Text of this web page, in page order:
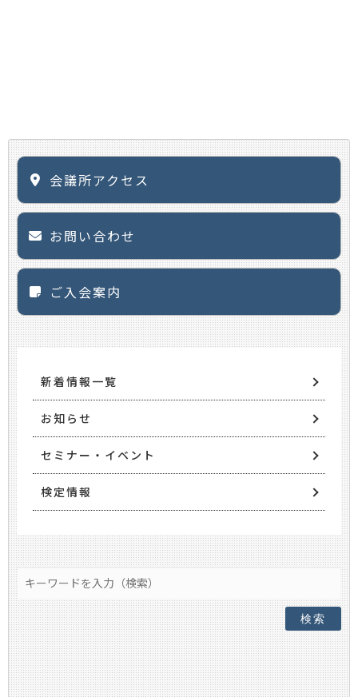
会議所アクセス
お問い合わせ
ご入会案内
新着情報一覧
お知らせ
セミナー・イベント
検定情報
検索